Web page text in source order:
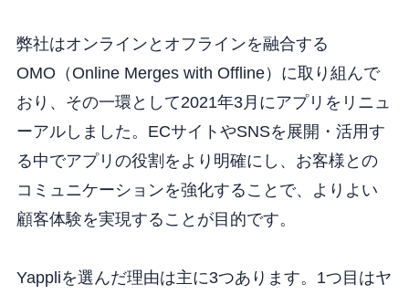
弊社はオンラインとオフラインを融合する
OMO（Online Merges with Offline）に取り組んで
おり、その一環として2021年3月にアプリをリニュ
ーアルしました。ECサイトやSNSを展開・活用す
る中でアプリの役割をより明確にし、お客様との
コミュニケーションを強化することで、よりよい
顧客体験を実現することが目的です。
Yappliを選んだ理由は主に3つあります。1つ目はヤ